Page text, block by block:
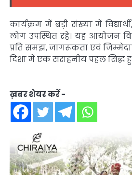
कार्यक्रम में बड़ी संख्या में
लोग उपस्थित रहे। यह आयोजन
प्रति समझ, जागरूकता एवं
दिशा में एक सराहनीय पहल सिद्ध
ख़बर शेयर करें -